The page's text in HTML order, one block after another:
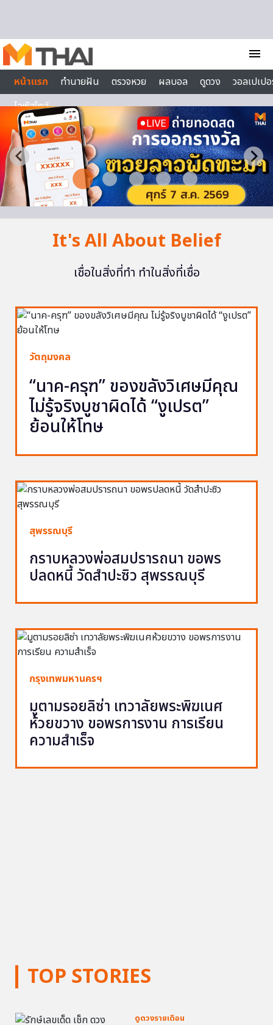
menu
หน้าแรก
ทำนายฝัน ตรวจหวย ผลบอล ดูดวง
วอลเปเป
ไลฟ์สไตล์
It's All About Belief
เชื่อในสิ่งที่ทำ ทำในสิ่งที่เชื่อ
TOP STORIES
ดูดวงรายเดือน
วัตถุมงคล
“นาค-ครุฑ” ของขลังวิเศษมีคุณ
ไม่รู้จริงบูชาผิดได้ “งูเปรต”
ย้อนให้โทษ
สุพรรณบุรี
กราบหลวงพ่อสมปรารถนา ขอพร
ปลดหนี้ วัดสำปะซิว สุพรรณบุรี
กรุงเทพมหานครฯ
มูตามรอยลิซ่า เทวาลัยพระพิฆเนศ
ห้วยขวาง ขอพรการงาน การเรียน
ความสำเร็จ